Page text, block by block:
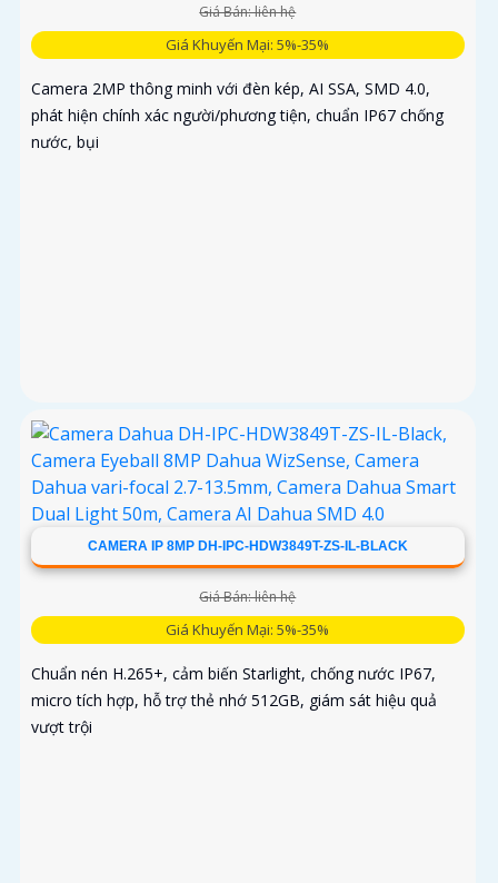
Giá Bán: liên hệ
Giá Khuyến Mại: 5%-35%
Camera 2MP thông minh với đèn kép, AI SSA, SMD 4.0,
phát hiện chính xác người/phương tiện, chuẩn IP67 chống
nước, bụi
CAMERA IP 8MP DH-IPC-HDW3849T-ZS-IL-BLACK
Giá Bán: liên hệ
Giá Khuyến Mại: 5%-35%
Chuẩn nén H.265+, cảm biến Starlight, chống nước IP67,
micro tích hợp, hỗ trợ thẻ nhớ 512GB, giám sát hiệu quả
vượt trội